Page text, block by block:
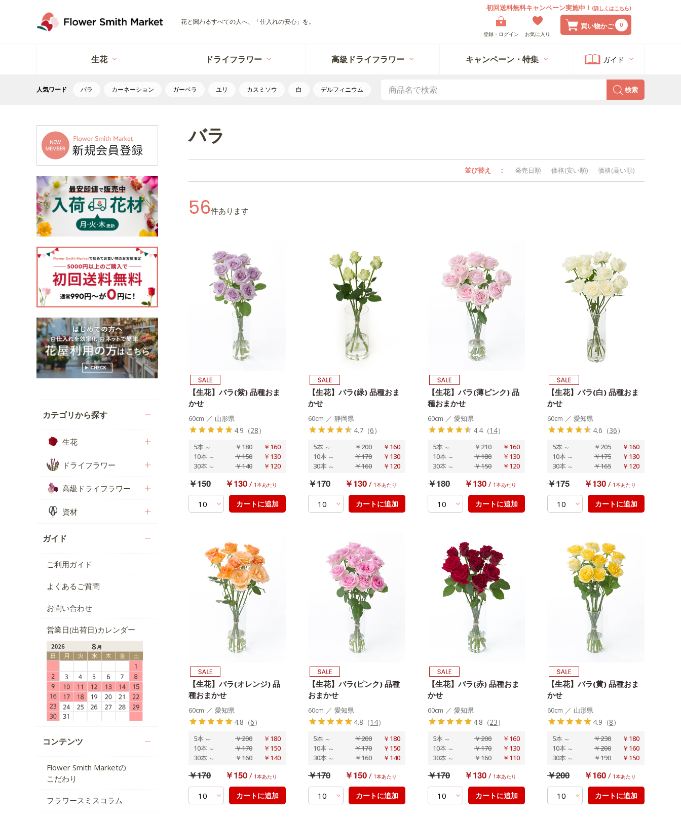
花と関わるすべての人へ、「仕入れの安心」を。
登録・ログイン お気に入り
初回送料無料キャンペーン実施中！ (詳しくはこちら)
買い物かご 0
生花 ドライフラワー 高級ドライフラワー キャンペーン・特集 ガイド
人気ワード バラ カーネーション ガーベラ ユリ カスミソウ 白 デルフィニウム 検索
カテゴリから探す
生花
ドライフラワー
高級ドライフラワー
資材
ガイド
ご利用ガイド
よくあるご質問
お問い合わせ
営業日(出荷日)カレンダー
コンテンツ
Flower Smith Marketの
こだわり
フラワースミスコラム
バラ
並び替え ： 発売日順 価格(安い順) 価格(高い順)
56件あります
【生花】バラ(紫) 品種おま
かせ
60cm ／ 山形県
4.9 （28）
5本 ～ ￥180
￥160
10本 ～ ￥150
￥130
30本 ～ ￥140 ￥120
￥150 ￥130 / 1本あたり
カートに追加
【生花】バラ(緑) 品種おま
かせ
60cm ／ 静岡県
4.7（6）
5本 ～ ￥200
￥160
10本 ～ ￥170
￥130
30本 ～ ￥160 ￥120
￥170 ￥130 / 1本あたり
カートに追加
【生花】バラ(薄ピンク) 品
種おまかせ
60cm ／ 愛知県
4.4（14）
5本 ～ ￥210
￥160
10本 ～ ￥180
￥130
30本 ～ ￥150 ￥120
￥180 ￥130 / 1本あたり
カートに追加
【生花】バラ(白) 品種おま
かせ
60cm ／ 愛知県
4.6 （36）
5本 ～ ￥205
￥160
10本 ～ ￥175
￥130
30本 ～ ￥165 ￥120
￥175 ￥130 / 1本あたり
カートに追加
【生花】バラ(オレンジ) 品
種おまかせ
60cm ／ 愛知県
4.8 （6）
5本 ～ ￥200
￥180
10本 ～ ￥170
￥150
30本 ～ ￥160 ￥140
￥170 ￥150 / 1本あたり
カートに追加
【生花】バラ(ピンク) 品種
おまかせ
60cm ／ 愛知県
4.8 （14）
5本 ～ ￥200
￥180
10本 ～ ￥170
￥150
30本 ～ ￥160 ￥140
￥170 ￥150 / 1本あたり
カートに追加
【生花】バラ(赤) 品種おま
かせ
60cm ／ 愛知県
4.8 （23）
5本 ～ ￥200
￥160
10本 ～ ￥170
￥130
30本 ～ ￥160 ￥110
￥170 ￥130 / 1本あたり
カートに追加
【生花】バラ(黄) 品種おま
かせ
60cm ／ 山形県
4.9 （8）
5本 ～ ￥230
￥180
10本 ～ ￥200
￥160
30本 ～ ￥190 ￥150
￥200 ￥160 / 1本あたり
カートに追加